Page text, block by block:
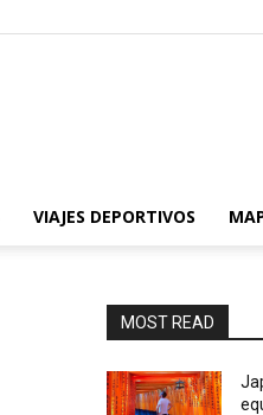
VIAJES DEPORTIVOS
MOST READ